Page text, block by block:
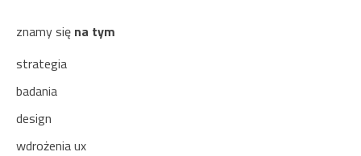
znamy się na tym
strategia
badania
design
wdrożenia ux